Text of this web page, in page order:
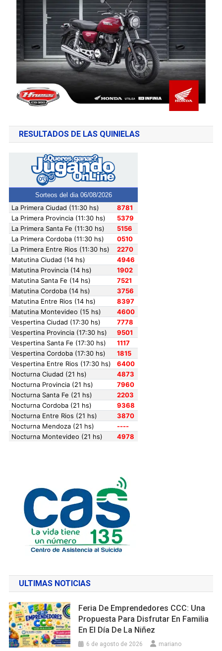
RESULTADOS DE LAS QUINIELAS
ULTIMAS NOTICIAS
Feria De Emprendedores CCC: Una
Propuesta Para Disfrutar En Familia
En El Día De La Niñez
6 de agosto de 2026 mariano